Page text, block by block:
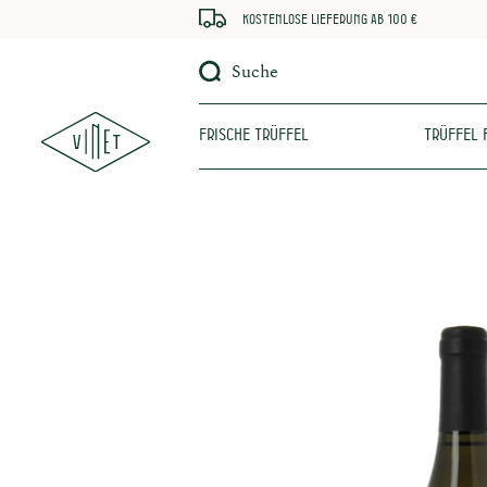
Kostenlose Lieferung ab 100 €
Suche
Frische Trüffel Trüffel